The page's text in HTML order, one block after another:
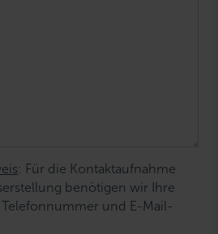
: Für die Kontaktaufnahme
benötigen wir Ihre
und E-Mail-